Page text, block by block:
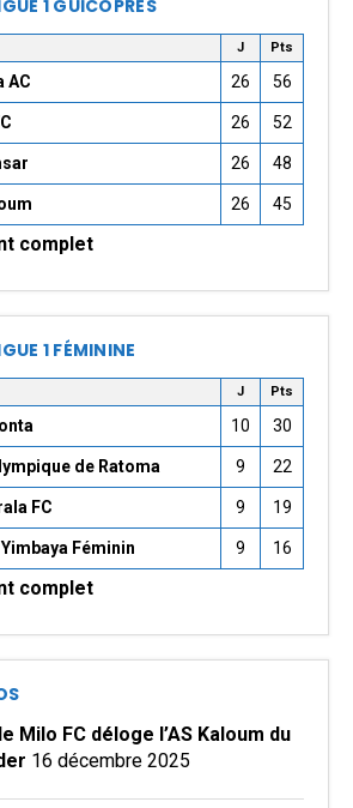
1 GUICOPRES
J Pts
AC 26 56
26 52
26 48
26 45
complet
1 FÉMININE
J Pts
10 30
de Ratoma 9 22
FC 9 19
Féminin 9 16
complet
Milo FC déloge l’AS Kaloum du
16 décembre 2025